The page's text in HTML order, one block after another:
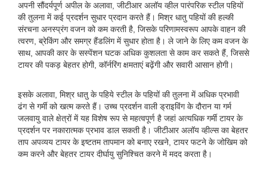
अपनी सौंदर्यपूर्ण अपील के अलावा, जीटीआर अलॉय व्हील पारंपरिक स्टील पहियों
की तुलना में कई प्रदर्शन सुधार प्रदान करते हैं। मिश्र धातु पहियों की हल्की
संरचना अनस्प्रंग वजन को कम करती है, जिसके परिणामस्वरूप आपके वाहन की
त्वरण, ब्रेकिंग और समग्र हैंडलिंग में सुधार होता है। ले जाने के लिए कम वजन के
साथ, आपकी कार के सस्पेंशन घटक अधिक कुशलता से काम कर सकते हैं, जिससे
टायर की पकड़ बेहतर होगी, कॉर्नरिंग क्षमताएं बढ़ेंगी और सवारी आसान होगी।
इसके अलावा, मिश्र धातु के पहिये स्टील के पहियों की तुलना में अधिक प्रभावी
ढंग से गर्मी को खत्म करते हैं। उच्च प्रदर्शन वाली ड्राइविंग के दौरान या गर्म
जलवायु वाले क्षेत्रों में यह विशेष रूप से महत्वपूर्ण है जहां अत्यधिक गर्मी टायर के
प्रदर्शन पर नकारात्मक प्रभाव डाल सकती है। जीटीआर अलॉय व्हील्स का बेहतर
ताप अपव्यय टायर के इष्टतम तापमान को बनाए रखने, टायर फटने के जोखिम को
कम करने और बेहतर टायर दीर्घायु सुनिश्चित करने में मदद करता है।